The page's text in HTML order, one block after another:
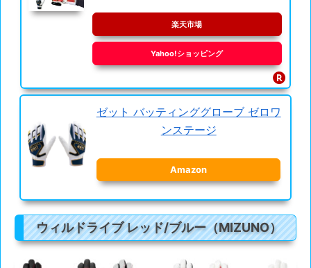
楽天市場
Yahoo!ショッピング
ゼット バッティンググローブ ゼロワ
ンステージ
Amazon
ウィルドライブ レッド/ブルー（MIZUNO）